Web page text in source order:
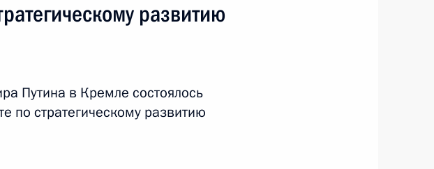
следующие материалы
развитию
Путина в Кремле состоялось
по стратегическому развитию